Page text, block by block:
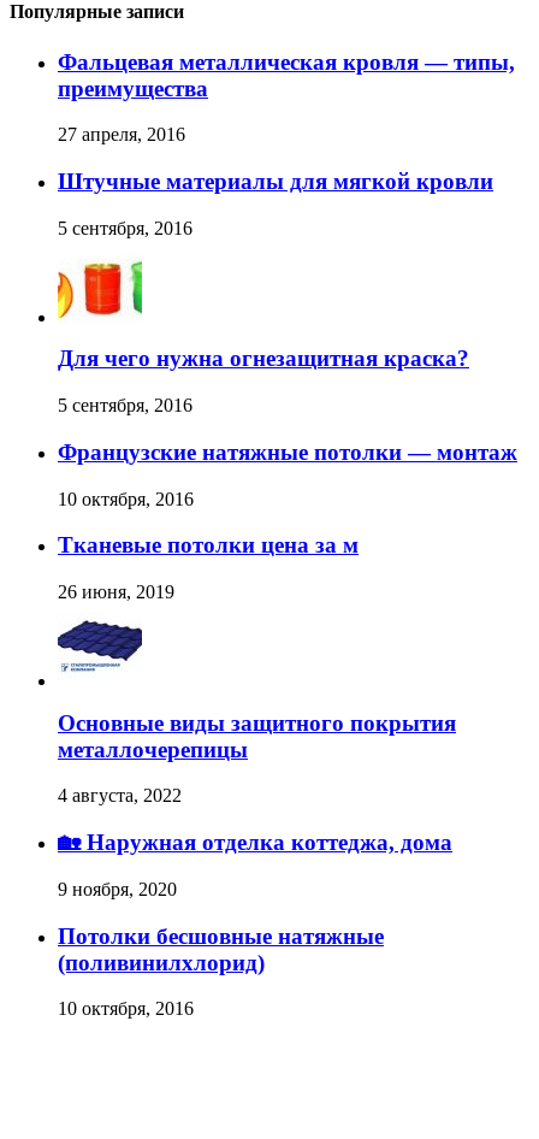
Популярные записи
Фальцевая металлическая кровля — типы,
преимущества
27 апреля, 2016
Штучные материалы для мягкой кровли
5 сентября, 2016
Для чего нужна огнезащитная краска?
5 сентября, 2016
Французские натяжные потолки — монтаж
10 октября, 2016
Тканевые потолки цена за м
26 июня, 2019
Основные виды защитного покрытия
металлочерепицы
4 августа, 2022
🏡 Наружная отделка коттеджа, дома
9 ноября, 2020
Потолки бесшовные натяжные
(поливинилхлорид)
10 октября, 2016